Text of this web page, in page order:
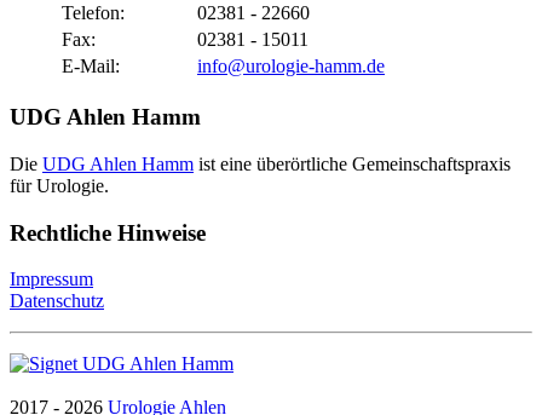
Telefon:
02381 - 22660
Fax:
02381 - 15011
E-Mail:
info@urologie-hamm.de
UDG Ahlen Hamm
Die UDG Ahlen Hamm ist eine überörtliche Gemeinschaftspraxis
für Urologie.
Rechtliche Hinweise
Impressum
Datenschutz
2017 - 2026 Urologie Ahlen